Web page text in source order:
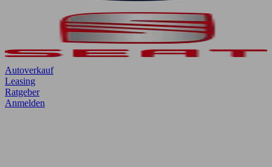
Autoverkauf
Leasing
Ratgeber
Anmelden